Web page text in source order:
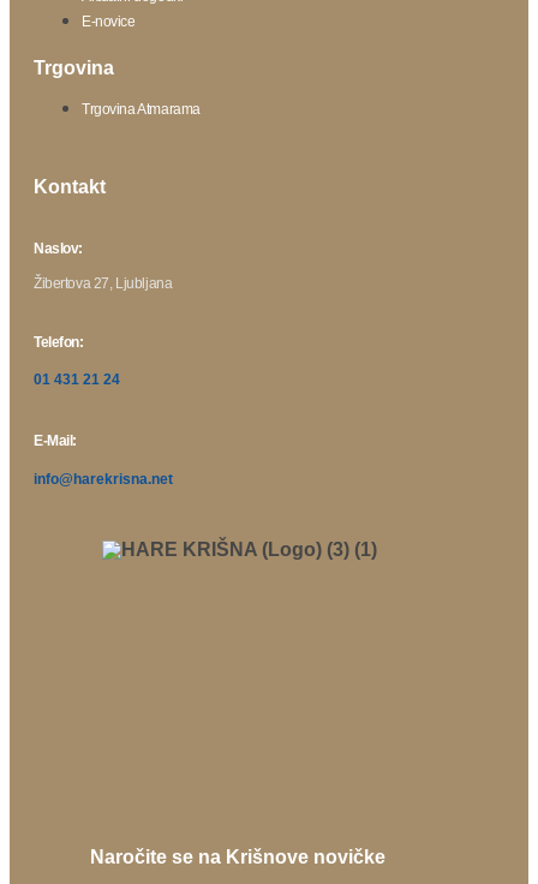
E-novice
Trgovina
Trgovina Atmarama
Kontakt
Naslov:
Žibertova 27, Ljubljana
Telefon:
01 431 21 24
E-Mail:
info@harekrisna.net
Naročite se na Krišnove novičke